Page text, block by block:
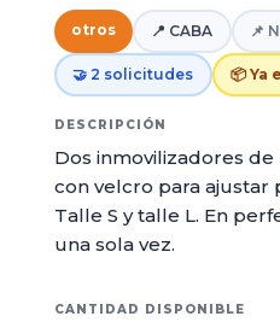
otros 📍 CABA 📌
🤝 2 solicitudes 📦 Ya
DESCRIPCIÓN
Dos inmovilizadores
con velcro para ajustar
Talle S y talle L. En
una sola vez.
CANTIDAD DISPONIBLE